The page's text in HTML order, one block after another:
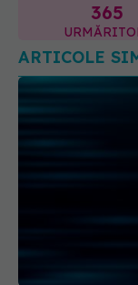
365
ARTICOLE